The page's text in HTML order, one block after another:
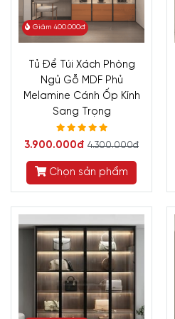
Giảm 400.000đ
Tủ Để Túi Xách Phòng
Ngủ Gỗ MDF Phủ
Melamine Cánh Ốp Kính
Sang Trọng
3.900.000đ 4.300.000đ
Chọn sản phẩm